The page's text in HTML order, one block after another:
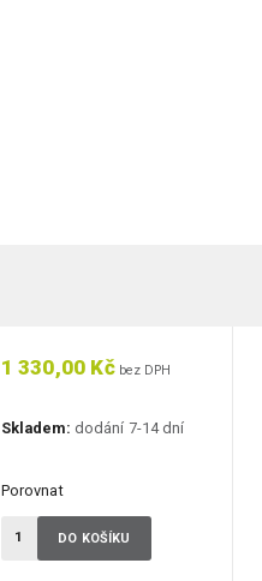
1 330,00 Kčbez DPH
Skladem: dodání 7-14 dní
Porovnat
DO KOŠÍKU